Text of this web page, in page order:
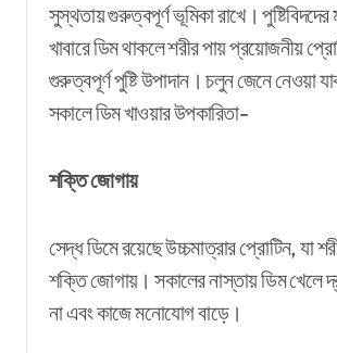
সুস্থতায় গুরুত্বপূর্ণ ভূমিকা রাখে।
খাবারে ডিম থাকলে শরীর পায় প্রয়োজনীয়
গুরুত্বপূর্ণ পুষ্টি উপাদান। চলুন জেনে নেওয়া
সকালে ডিম খাওয়ার উপকারিতা-
শক্তি জোগায়
সেদ্ধ ডিমে রয়েছে উচ্চমাত্রার প্রোটিন, যা
শক্তি জোগায়। সকালের নাস্তায় ডিম খেলে
না এবং কাজে মনোযোগ বাড়ে।